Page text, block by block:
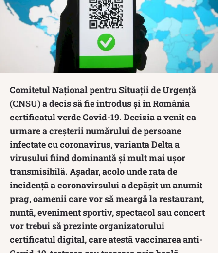
Comitetul Național pentru Situații de Urgență
(CNSU) a decis să fie introdus și în România
certificatul verde Covid-19. Decizia a venit ca
urmare a creșterii numărului de persoane
infectate cu coronavirus, varianta Delta a
virusului fiind dominantă și mult mai ușor
transmisibilă. Așadar, acolo unde rata de
incidență a coronavirsului a depășit un anumit
prag, oamenii care vor să meargă la restaurant,
nuntă, eveniment sportiv, spectacol sau concert
vor trebui să prezinte organizatorului
certificatul digital, care atestă vaccinarea anti-